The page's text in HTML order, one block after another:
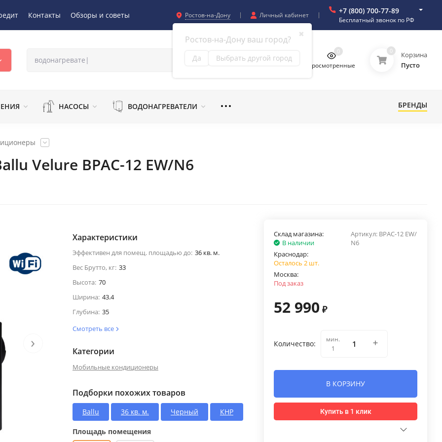
Контакты Обзоры и советы Ростов-на-Дону
✖
Ростов-на-Дону ваш город?
Да Выбрать другой город
Личный кабинет +7 (800) 700-77-89
Бесплатный звонок по РФ
Просмотренные
0 0
Корзина
Пусто
НАСОСЫ ВОДОНАГРЕВАТЕЛИ БРЕНДЫ
Velure BPAC-12 EW/N6
›
Характеристики
Эффективен для помещ. площадью до: 36 кв. м.
Вес Брутто, кг: 33
Высота: 70
Ширина: 43.4
Глубина: 35
Смотреть все
Категории
Мобильные кондиционеры
Подборки похожих товаров
Ballu 36 кв. м. Черный КНР
Площадь помещения
Артикул: BPAC-12 EW/
N6
Склад магазина:
В наличии
Краснодар:
Осталось 2 шт.
Москва:
Под заказ
52 990 ₽
Количество:
мин.
1
В КОРЗИНУ
Купить в 1 клик